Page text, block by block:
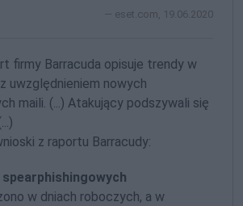
eset.com, 19.06.2020
firmy Barracuda opisuje trendy w
uwzględnieniem nowych
maili. (...) Atakujący podszywali się
z raportu Barracudy:
spearphishingowych
w dniach roboczych, a w